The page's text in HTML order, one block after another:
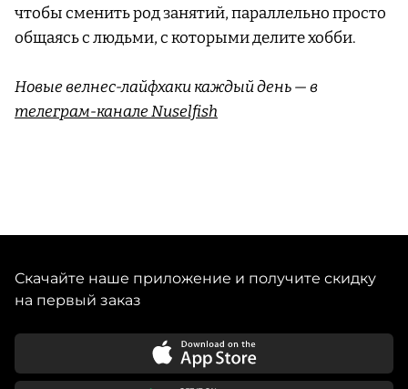
чтобы сменить род занятий, параллельно просто
общаясь с людьми, с которыми делите хобби.
Новые велнес-лайфхаки каждый день — в
телеграм-канале Nuselfish
Скачайте наше приложение и получите скидку
на первый заказ